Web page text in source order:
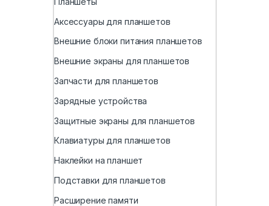
Аксессуары для планшетов
Внешние блоки питания планшетов
Внешние экраны для планшетов
Запчасти для планшетов
Зарядные устройства
Защитные экраны для планшетов
Клавиатуры для планшетов
Наклейки на планшет
Подставки для планшетов
Расширение памяти